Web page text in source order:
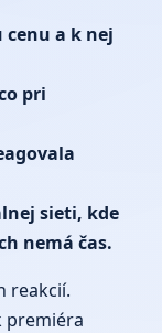
cenu a k nej
pri
sieti, kde
nemá čas.
reakcií.
premiéra